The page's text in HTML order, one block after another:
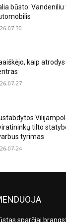
būsto:
07-30
kaip
07-27
tilto
tyrimas
07-24
sparčiai